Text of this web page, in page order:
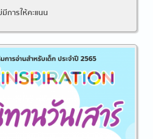
มีการให้คะแนน